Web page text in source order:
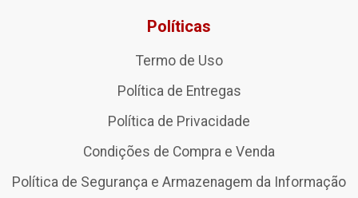
Políticas
Termo de Uso
Política de Entregas
Política de Privacidade
Condições de Compra e Venda
Política de Segurança e Armazenagem da Informação